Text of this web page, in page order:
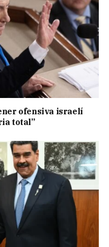
ofensiva israelí
total”